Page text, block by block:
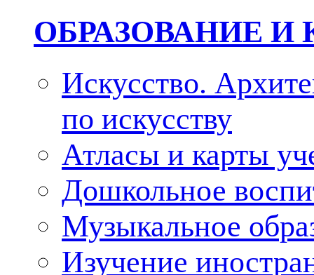
ОБРАЗОВАНИЕ И
Искусство.
по искусству
Атласы и карты
Дошкольное
Музыкальное
Изучение